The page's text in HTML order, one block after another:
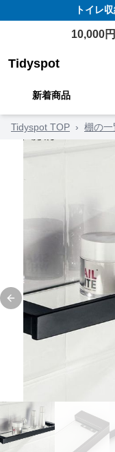
トイレ
10,000
Tidyspot
新着商品
Tidyspot TOP › 棚の一
Previous slide